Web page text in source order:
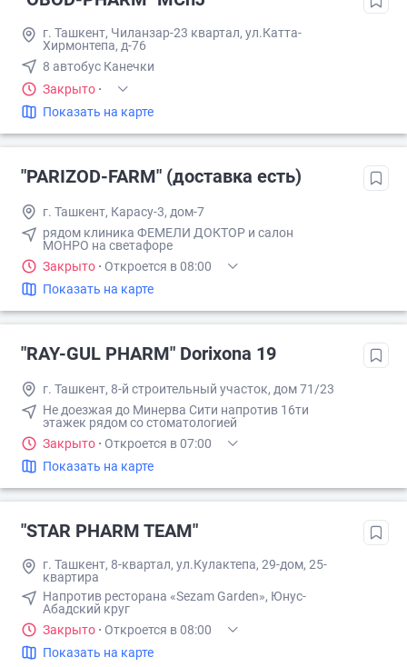
г. Ташкент, Чиланзар-23 квартал, ул.Катта-
Хирмонтепа, д-76
8 автобус Канечки
Закрыто ·
Показать на карте
"PARIZOD-FARM" (доставка есть)
г. Ташкент, Карасу-3, дом-7
рядом клиника ФЕМЕЛИ ДОКТОР и салон
МОНРО на светафоре
Закрыто · Откроется в 08:00
Показать на карте
"RAY-GUL PHARM" Dorixona 19
г. Ташкент, 8-й строительный участок, дом 71/23
Не доезжая до Минерва Сити напротив 16ти
этажек рядом со стоматологией
Закрыто · Откроется в 07:00
Показать на карте
"STAR PHARM TEAM"
г. Ташкент, 8-квартал, ул.Кулактепа, 29-дом, 25-
квартира
Напротив ресторана «Sezam Garden», Юнус-
Абадский круг
Закрыто · Откроется в 08:00
Показать на карте